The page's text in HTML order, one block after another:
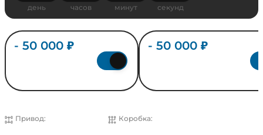
день часов минут секунд
Привод: Коробка:
- 50 000 ₽ - 50 000 ₽